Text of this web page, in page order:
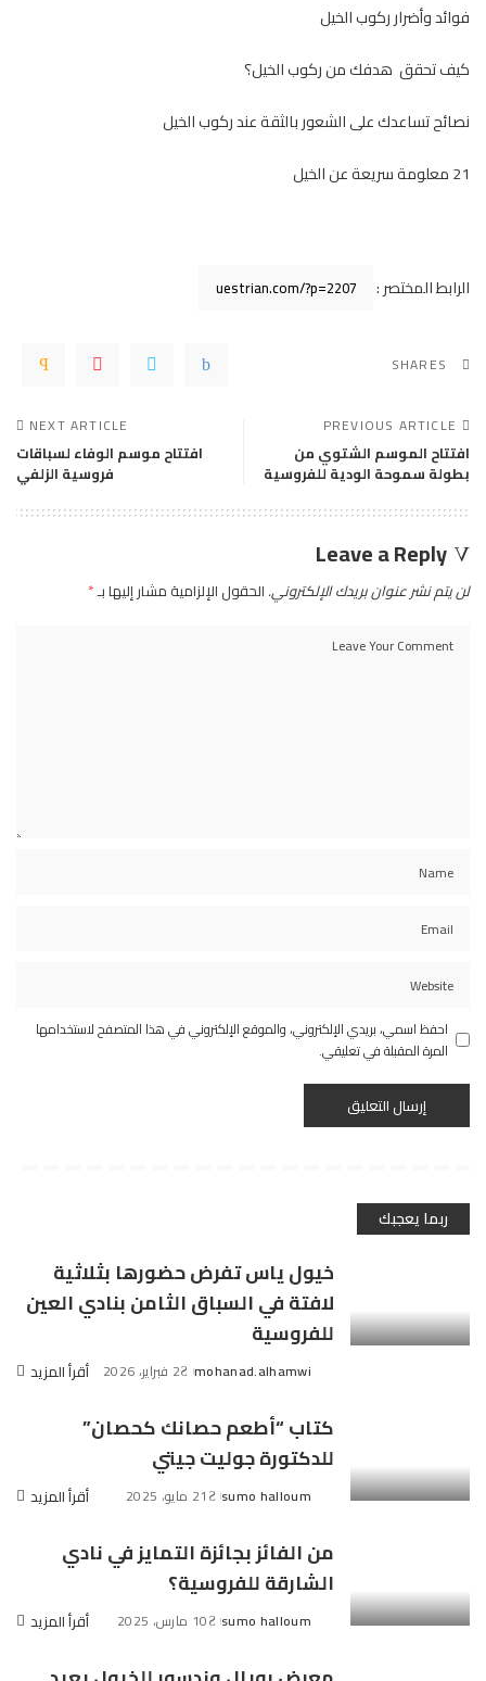
فوائد وأضرار ركوب الخيل
كيف تحقق هدفك من ركوب الخيل؟
نصائح تساعدك على الشعور بالثقة عند ركوب الخيل
21 معلومة سريعة عن الخيل
الرابط المختصر :
SHARES
PREVIOUS ARTICLE
افتتاح الموسم الشتوي من
بطولة سموحة الودية للفروسية
NEXT ARTICLE
افتتاح موسم الوفاء لسباقات
فروسية الزلفي
Leave a Reply
لن يتم نشر عنوان بريدك الإلكتروني. الحقول الإلزامية مشار إليها بـ*
احفظ اسمي، بريدي الإلكتروني، والموقع الإلكتروني في هذا المتصفح لاستخدامها
المرة المقبلة في تعليقي.
ربما يعجبك
خيول ياس تفرض حضورها بثلاثية
لافتة في السباق الثامن بنادي العين
للفروسية
Posted
mohanad.alhamwi 2 فبراير، 2026 أقرأ المزيد
كتاب “أطعم حصانك كحصان”
للدكتورة جوليت جيتي
Posted
sumo halloum 21 مايو، 2025 أقرأ المزيد
من الفائز بجائزة التمايز في نادي
الشارقة للفروسية؟
Posted
sumo halloum 10 مارس، 2025 أقرأ المزيد